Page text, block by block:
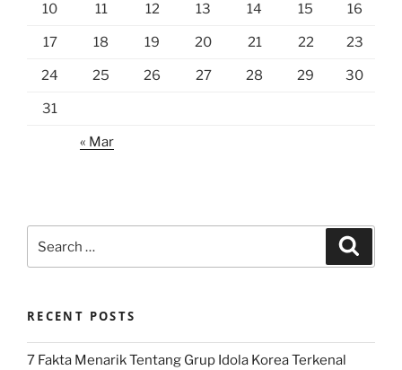
10 11 12 13 14 15 16
17 18 19 20 21 22 23
24 25 26 27 28 29 30
31
« Mar
for:
RECENT POSTS
7 Fakta Menarik Tentang Grup Idola Korea Terkenal